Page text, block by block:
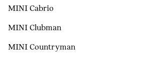
MINI Cabrio
MINI Clubman
MINI Countryman